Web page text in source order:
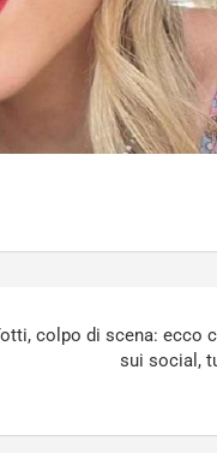
colpo di scena: ecco
sui social,